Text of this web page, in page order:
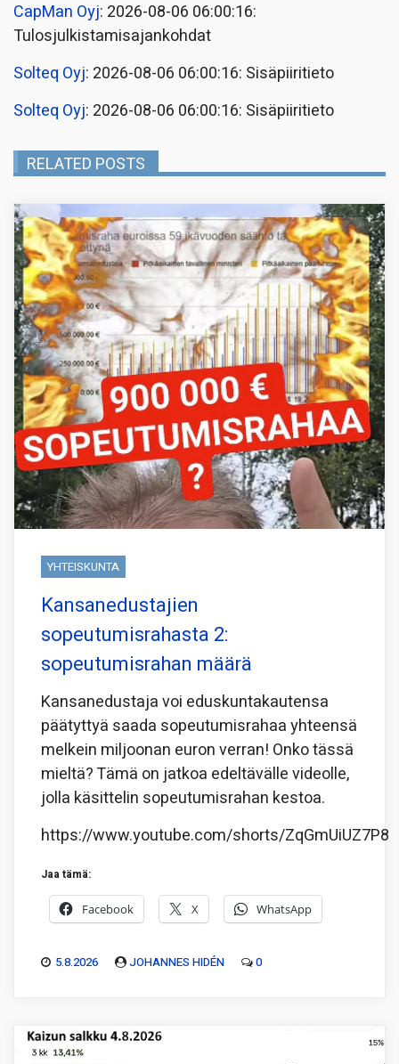
CapMan Oyj: 2026-08-06 06:00:16:
Tulosjulkistamisajankohdat
Solteq Oyj: 2026-08-06 06:00:16: Sisäpiiritieto
Solteq Oyj: 2026-08-06 06:00:16: Sisäpiiritieto
RELATED POSTS
YHTEISKUNTA
Kansanedustajien
sopeutumisrahasta 2:
sopeutumisrahan määrä
Kansanedustaja voi eduskuntakautensa
päätyttyä saada sopeutumisrahaa yhteensä
melkein miljoonan euron verran! Onko tässä
mieltä? Tämä on jatkoa edeltävälle videolle,
jolla käsittelin sopeutumisrahan kestoa.
https://www.youtube.com/shorts/ZqGmUiUZ7P8
Jaa tämä:
Facebook X WhatsApp
5.8.2026 JOHANNES HIDÉN 0